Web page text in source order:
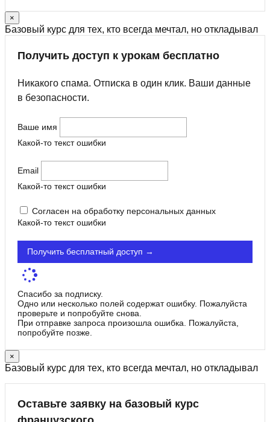
×
Базовый курс для тех, кто всегда мечтал, но откладывал
Получить доступ к урокам бесплатно
Никакого спама. Отписка в один клик. Ваши данные
в безопасности.
Ваше имя
Какой-то текст ошибки
Email
Какой-то текст ошибки
Согласен на обработку персональных данных
Какой-то текст ошибки
Получить бесплатный доступ →
Спасибо за подписку.
Одно или несколько полей содержат ошибку. Пожалуйста
проверьте и попробуйте снова.
При отправке запроса произошла ошибка. Пожалуйста,
попробуйте позже.
×
Базовый курс для тех, кто всегда мечтал, но откладывал
Оставьте заявку на базовый курс